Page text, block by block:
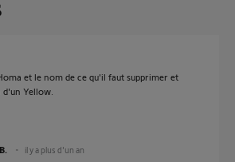
et le nom de ce qu'il faut supprimer et
Yellow.
il y a plus d'un an